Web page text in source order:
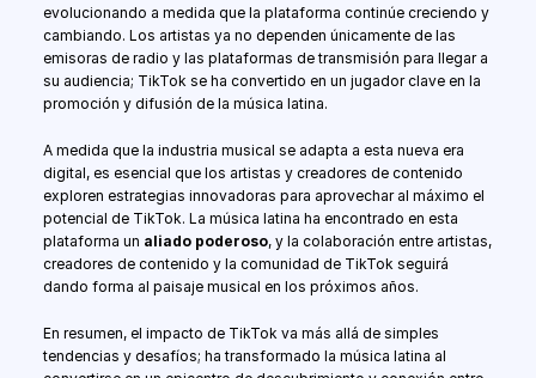
evolucionando a medida que la plataforma continúe creciendo y
cambiando. Los artistas ya no dependen únicamente de las
emisoras de radio y las plataformas de transmisión para llegar a
su audiencia; TikTok se ha convertido en un jugador clave en la
promoción y difusión de la música latina.
A medida que la industria musical se adapta a esta nueva era
digital, es esencial que los artistas y creadores de contenido
exploren estrategias innovadoras para aprovechar al máximo el
potencial de TikTok. La música latina ha encontrado en esta
plataforma un aliado poderoso, y la colaboración entre artistas,
creadores de contenido y la comunidad de TikTok seguirá
dando forma al paisaje musical en los próximos años.
En resumen, el impacto de TikTok va más allá de simples
tendencias y desafíos; ha transformado la música latina al